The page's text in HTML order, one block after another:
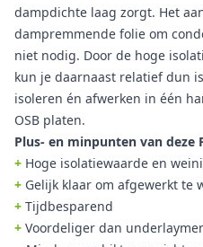
dampdichte laag zorgt. Het
dampremmende folie om
niet nodig. Door de hoge
kun je daarnaast relatief dun
isoleren én afwerken in één
OSB platen.
Plus- en minpunten van deze
+ Hoge isolatiewaarde en
+ Gelijk klaar om afgewerkt te
+ Tijdbesparend
+ Voordeliger dan